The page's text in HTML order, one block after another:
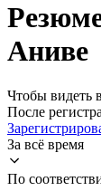
Аниве
Чтобы видеть
После
За всё время
По